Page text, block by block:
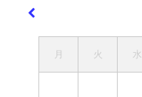
月 火 水